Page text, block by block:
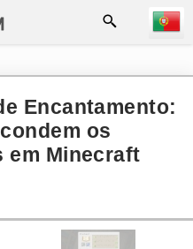
Encantamento:
os
em Minecraft